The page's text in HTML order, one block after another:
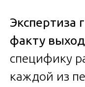
Экспертиза
факту
специфику
каждой из